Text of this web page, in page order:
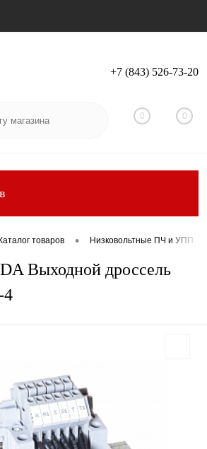
Вход Регистрация
+7 (843) 526-73-20
0 0
Каталог товаров • Низковольтные ПЧ и УПП
Выходной дроссель
4